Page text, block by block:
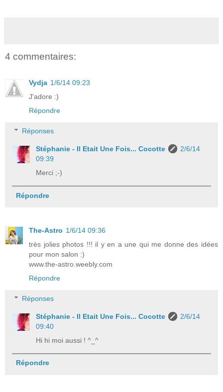
4 commentaires:
Vydja 1/6/14 09:23
J'adore :)
Répondre
Réponses
Stéphanie - Il Etait Une Fois... Cocotte
2/6/14
09:39
Merci ;-)
Répondre
The-Astro 1/6/14 09:36
très jolies photos !!! il y en a une qui me donne des idées
pour mon salon :)
www.the-astro.weebly.com
Répondre
Réponses
Stéphanie - Il Etait Une Fois... Cocotte
2/6/14
09:40
Hi hi moi aussi ! ^_^
Répondre